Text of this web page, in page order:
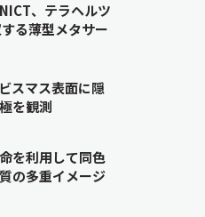
、テラヘルツ
る薄型メタサー
スマス表面に隠
を観測
を利用して同色
の多重イメージ